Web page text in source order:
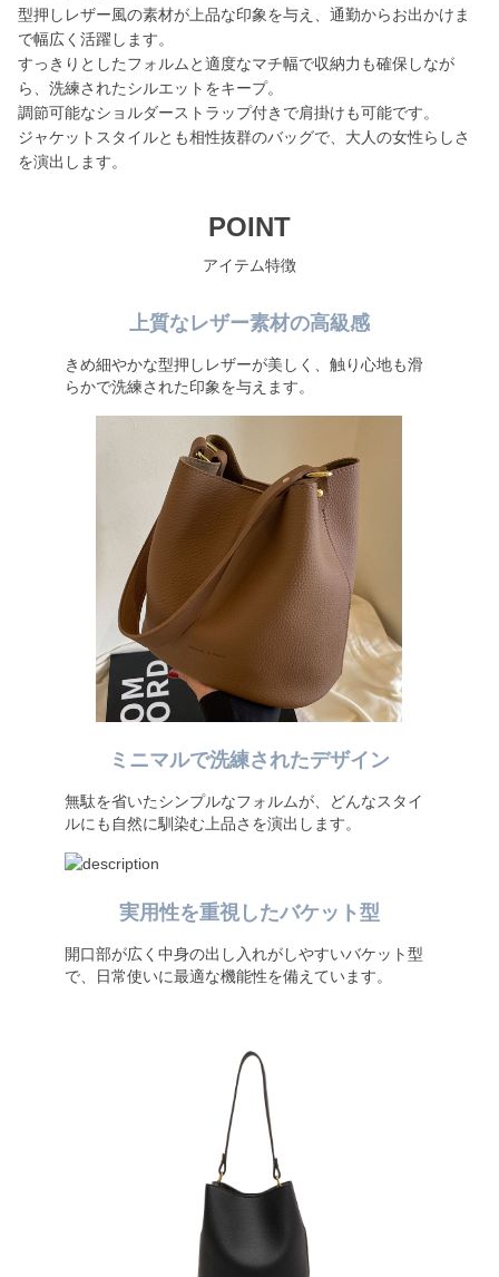
型押しレザー風の素材が上品な印象を与え、通勤からお出かけま
で幅広く活躍します。
すっきりとしたフォルムと適度なマチ幅で収納力も確保しなが
ら、洗練されたシルエットをキープ。
調節可能なショルダーストラップ付きで肩掛けも可能です。
ジャケットスタイルとも相性抜群のバッグで、大人の女性らしさ
を演出します。
POINT
アイテム特徴
上質なレザー素材の高級感
きめ細やかな型押しレザーが美しく、触り心地も滑
らかで洗練された印象を与えます。
ミニマルで洗練されたデザイン
無駄を省いたシンプルなフォルムが、どんなスタイ
ルにも自然に馴染む上品さを演出します。
実用性を重視したバケット型
開口部が広く中身の出し入れがしやすいバケット型
で、日常使いに最適な機能性を備えています。